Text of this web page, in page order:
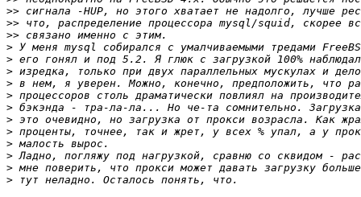
>>
>>
>>
>
>
>
>
>
>
>
>
>
>
>
>